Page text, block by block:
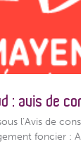
: avis de
l’Avis de
foncier :